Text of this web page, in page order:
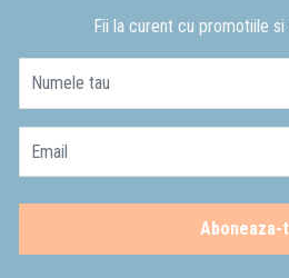
Fii la curent cu promotiile
Numele tau
Email
Aboneaza-